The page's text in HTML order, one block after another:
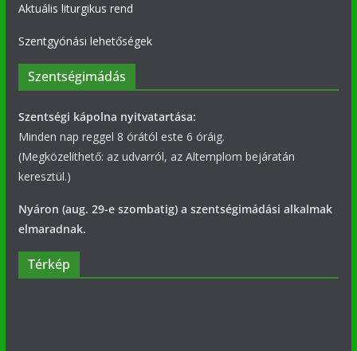
Aktuális liturgikus rend
Szentgyónási lehetőségek
Szentségimádás
Szentségi kápolna nyitvatartása:
Minden nap reggel 8 órától este 6 óráig.
(Megközelíthető: az udvarról, az Altemplom bejáratán
keresztül.)
Nyáron (aug. 29-e szombatig) a szentségimádási alkalmak
elmaradnak.
Térkép